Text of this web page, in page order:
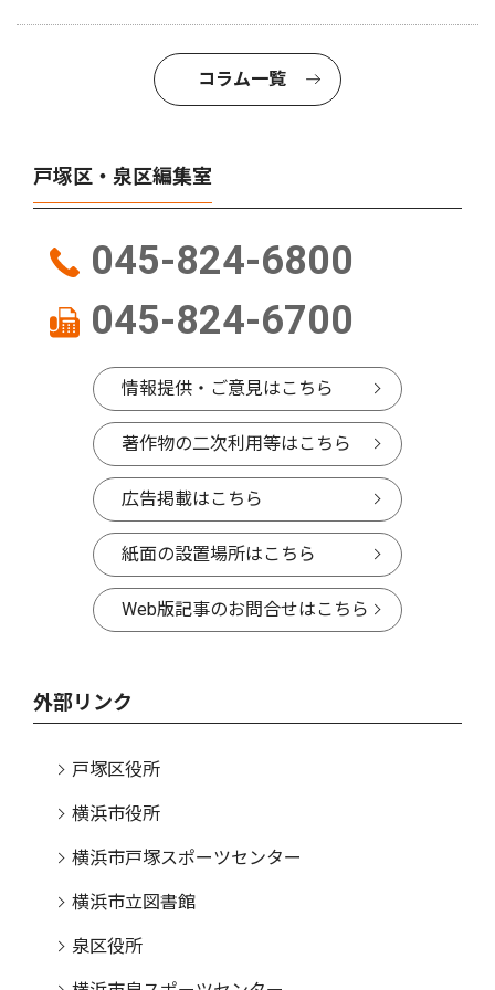
コラム一覧
戸塚区・泉区編集室
045-824-6800
045-824-6700
情報提供・ご意見はこちら
著作物の二次利用等はこちら
広告掲載はこちら
紙面の設置場所はこちら
Web版記事のお問合せはこちら
外部リンク
戸塚区役所
横浜市役所
横浜市戸塚スポーツセンター
横浜市立図書館
泉区役所